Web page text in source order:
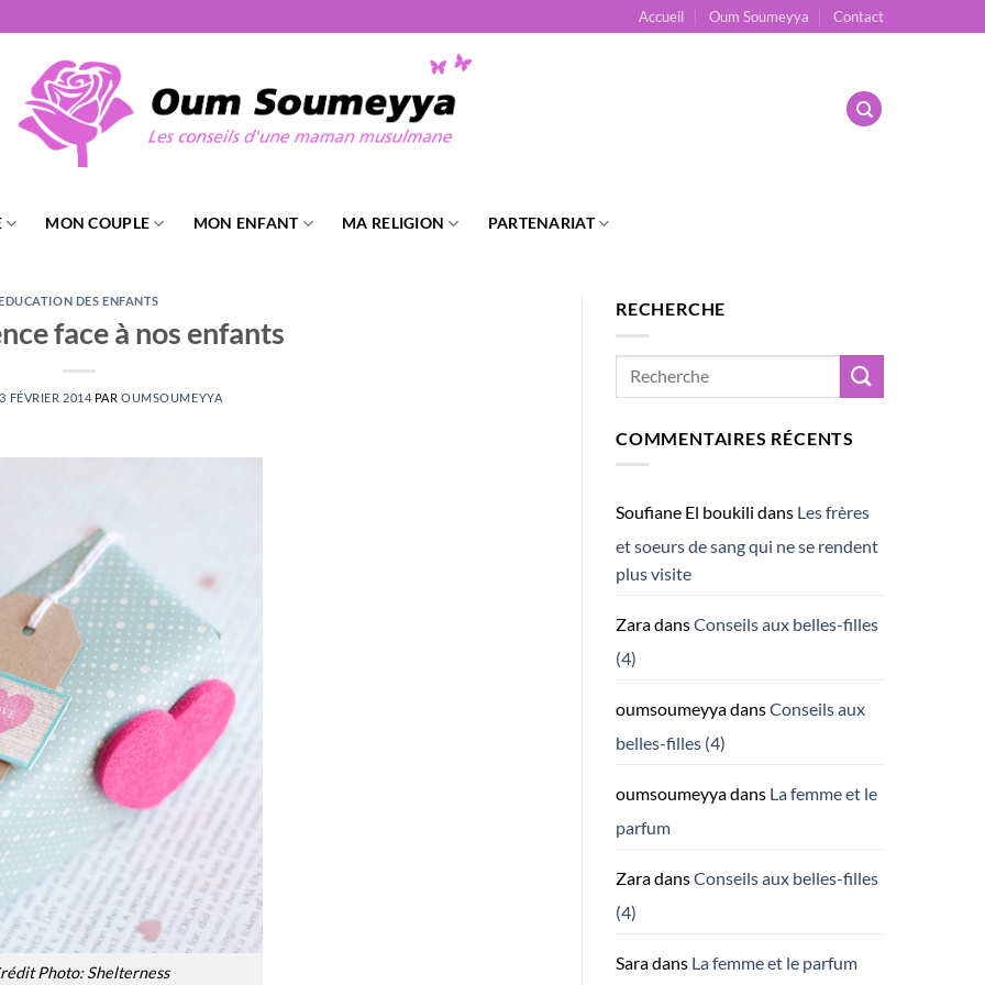
Accueil Oum Soumeyya Contact
MON COUPLE MON ENFANT MA RELIGION PARTENARIAT
DES ENFANTS
face à nos enfants
3 FÉVRIER 2014 PAROUMSOUMEYYA
Photo: Shelterness
RECHERCHE
COMMENTAIRES RÉCENTS
Soufiane El boukili dans Les frères
et soeurs de sang qui ne se rendent
plus visite
ZaradansConseils aux belles-filles
(4)
oumsoumeyyadansConseils aux
belles-filles (4)
oumsoumeyyadans La femme et le
parfum
ZaradansConseils aux belles-filles
(4)
Saradans La femme et le parfum